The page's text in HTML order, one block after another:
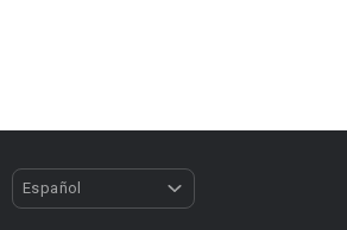
Español